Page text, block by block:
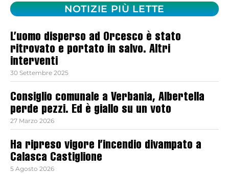
NOTIZIE PIÙ LETTE
L’uomo disperso ad Orcesco è stato
ritrovato e portato in salvo. Altri
interventi
30 Settembre 2025
Consiglio comunale a Verbania, Albertella
perde pezzi. Ed è giallo su un voto
27 Marzo 2026
Ha ripreso vigore l’incendio divampato a
Calasca Castiglione
5 Agosto 2026